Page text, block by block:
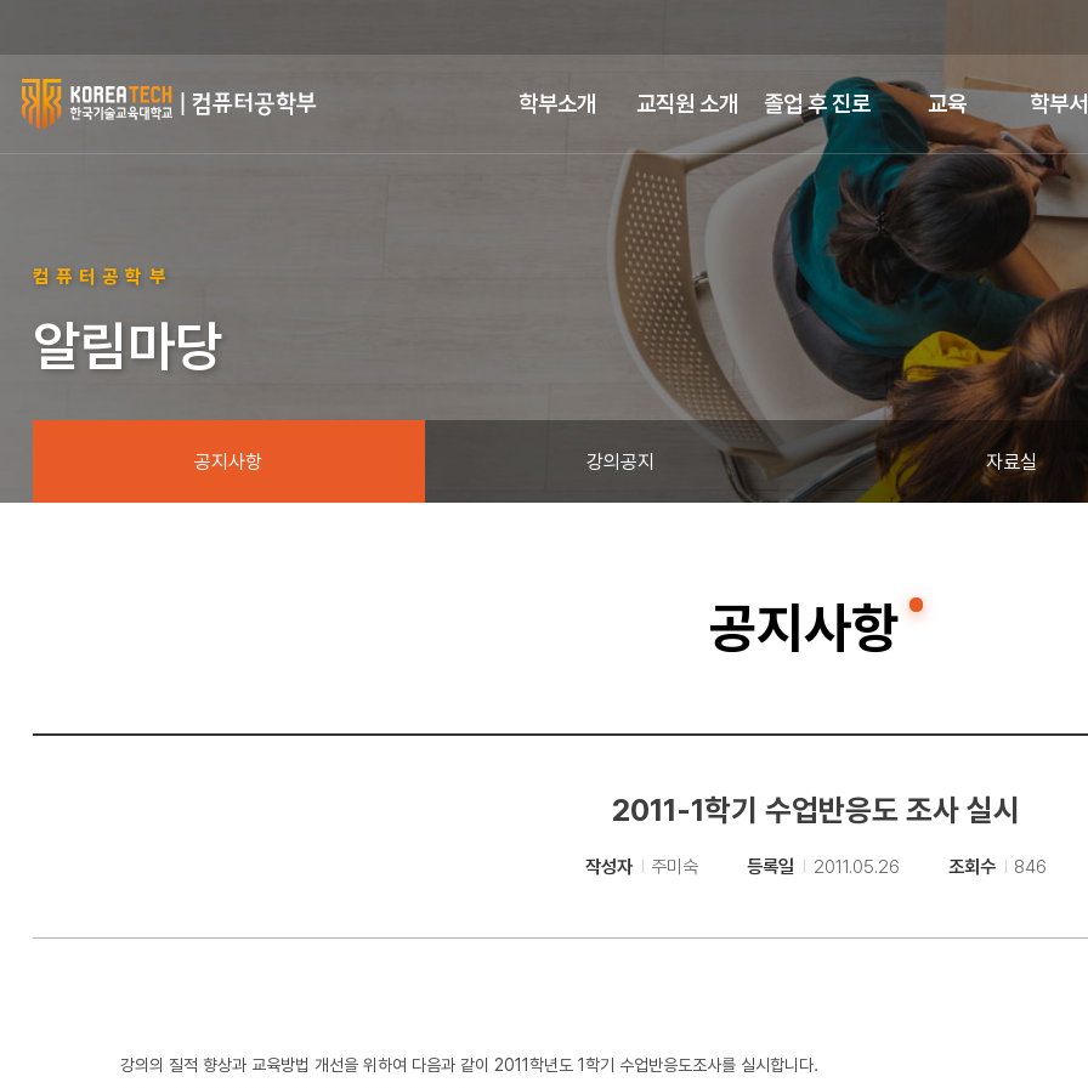
한
육
교
학
학부소개 교직원 소개 졸업 후 진로 교육 학부
컴퓨터공학부
알림마당
공지사항 강의공지 자료실
공지사항
2011-1학기 수업반응도 조사 실시
작성자 주미숙 등록일 2011.05.26 조회수 846
강의의 질적 향상과 교육방법 개선을 위하여 다음과 같이 2011학년도 1학기 수업반응도조사를 실시합니다.